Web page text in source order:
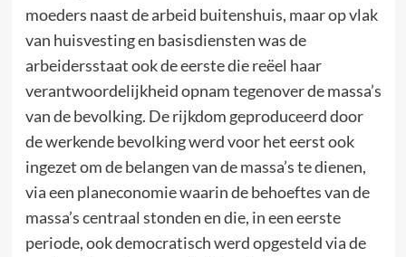
moeders naast de arbeid buitenshuis, maar op vlak
van huisvesting en basisdiensten was de
arbeidersstaat ook de eerste die reëel haar
verantwoordelijkheid opnam tegenover de massa’s
van de bevolking. De rijkdom geproduceerd door
de werkende bevolking werd voor het eerst ook
ingezet om de belangen van de massa’s te dienen,
via een planeconomie waarin de behoeftes van de
massa’s centraal stonden en die, in een eerste
periode, ook democratisch werd opgesteld via de